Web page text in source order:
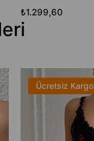
₺1.299,60
Ücretsiz Kargo